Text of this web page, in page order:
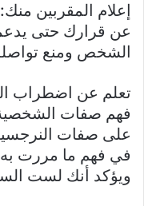
إعلام المقربين
عن قرارك حتى
الشخص ومنع
تعلم عن اضطراب
فهم صفات الشخصية
على صفات
في فهم ما مررت
ويؤكد أنك لست